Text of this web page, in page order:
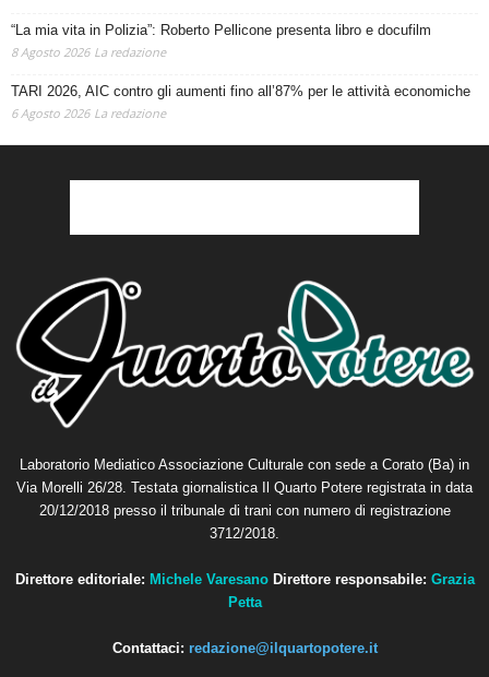
“La mia vita in Polizia”: Roberto Pellicone presenta libro e docufilm
8 Agosto 2026 La redazione
TARI 2026, AIC contro gli aumenti fino all’87% per le attività economiche
6 Agosto 2026 La redazione
Laboratorio Mediatico Associazione Culturale con sede a Corato (Ba) in
Via Morelli 26/28. Testata giornalistica Il Quarto Potere registrata in data
20/12/2018 presso il tribunale di trani con numero di registrazione
3712/2018.
Direttore editoriale: Michele Varesano Direttore responsabile: Grazia
Petta
Contattaci: redazione@ilquartopotere.it